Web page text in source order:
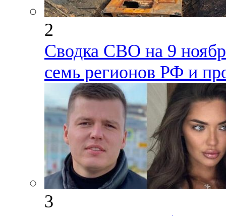
2
Сводка СВО на 9
семь регионов РФ и
3